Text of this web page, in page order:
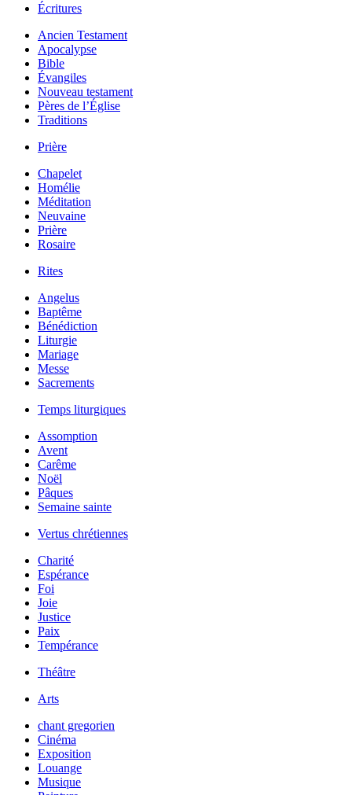
Écritures
Ancien Testament
Apocalypse
Bible
Évangiles
Nouveau testament
Pères de l’Église
Traditions
Prière
Chapelet
Homélie
Méditation
Neuvaine
Prière
Rosaire
Rites
Angelus
Baptême
Bénédiction
Liturgie
Mariage
Messe
Sacrements
Temps liturgiques
Assomption
Avent
Carême
Noël
Pâques
Semaine sainte
Vertus chrétiennes
Charité
Espérance
Foi
Joie
Justice
Paix
Tempérance
Théâtre
Arts
chant gregorien
Cinéma
Exposition
Louange
Musique